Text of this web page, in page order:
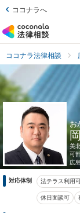
ココナラへ
ココナラ法律相談
お
美
可
広
対応体制 法テラス利用
休日面談可